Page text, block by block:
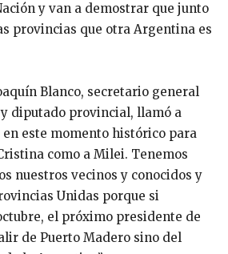
y van a demostrar que junto
provincias que otra Argentina es
Blanco, secretario general
diputado provincial, llamó a
en este momento histórico para
como a Milei. Tenemos
nuestros vecinos y conocidos y
Unidas porque si
el próximo presidente de
de Puerto Madero sino del